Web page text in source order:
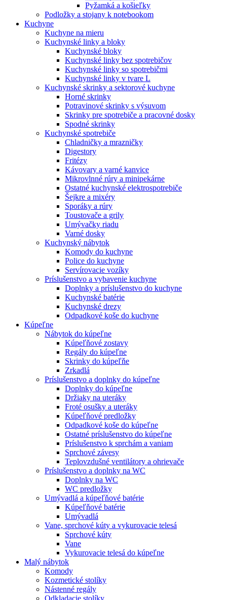
Pyžamká a košieľky
Podložky a stojany k notebookom
Kuchyne
Kuchyne na mieru
Kuchynské linky a bloky
Kuchynské bloky
Kuchynské linky bez spotrebičov
Kuchynské linky so spotrebičmi
Kuchynské linky v tvare L
Kuchynské skrinky a sektorové kuchyne
Horné skrinky
Potravinové skrinky s výsuvom
Skrinky pre spotrebiče a pracovné dosky
Spodné skrinky
Kuchynské spotrebiče
Chladničky a mrazničky
Digestory
Fritézy
Kávovary a varné kanvice
Mikrovlnné rúry a minipekárne
Ostatné kuchynské elektrospotrebiče
Šejkre a mixéry
Sporáky a rúry
Toustovače a grily
Umývačky riadu
Varné dosky
Kuchynský nábytok
Komody do kuchyne
Police do kuchyne
Servírovacie vozíky
Príslušenstvo a vybavenie kuchyne
Doplnky a príslušenstvo do kuchyne
Kuchynské batérie
Kuchynské drezy
Odpadkové koše do kuchyne
Kúpeľne
Nábytok do kúpeľne
Kúpeľňové zostavy
Regály do kúpeľne
Skrinky do kúpeľňe
Zrkadlá
Príslušenstvo a doplnky do kúpeľne
Doplnky do kúpeľne
Držiaky na uteráky
Froté osušky a uteráky
Kúpeľňové predložky
Odpadkové koše do kúpeľne
Ostatné príslušenstvo do kúpeľne
Príslušenstvo k sprchám a vaniam
Sprchové závesy
Teplovzdušné ventilátory a ohrievače
Príslušenstvo a doplnky na WC
Doplnky na WC
WC predložky
Umývadlá a kúpeľňové batérie
Kúpeľňové batérie
Umývadlá
Vane, sprchové kúty a vykurovacie telesá
Sprchové kúty
Vane
Vykurovacie telesá do kúpeľne
Malý nábytok
Komody
Kozmetické stolíky
Nástenné regály
Odkladacie stolíky